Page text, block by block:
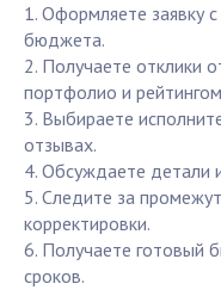
1. Оформляете заявку
бюджета.
2. Получаете отклики
портфолио и
3. Выбираете
отзывах.
4. Обсуждаете детали
5. Следите за
корректировки.
6. Получаете готовый
сроков.